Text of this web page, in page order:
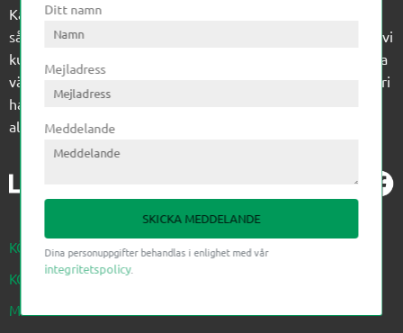
Kagon har sedan 1972 levererat kompetens till
sågverksindustrin och övrig industri. Till träindustrin tillför vi
kunskap med optimeringslösningar från timmerplanen hela
vägen fram till paketering/emballering och till övrig industri
har vi ett komplement sortiment av teknikprodukter med
allt ifrån slangtillverkning till transmission och lager.
KÖPVILLKOR
KONTAKTA OSS NEDAN
MINA SIDOR
Ditt namn
Mejladress
Meddelande
SKICKA MEDDELANDE
Dina personuppgifter behandlas i enlighet med vår
integritetspolicy.